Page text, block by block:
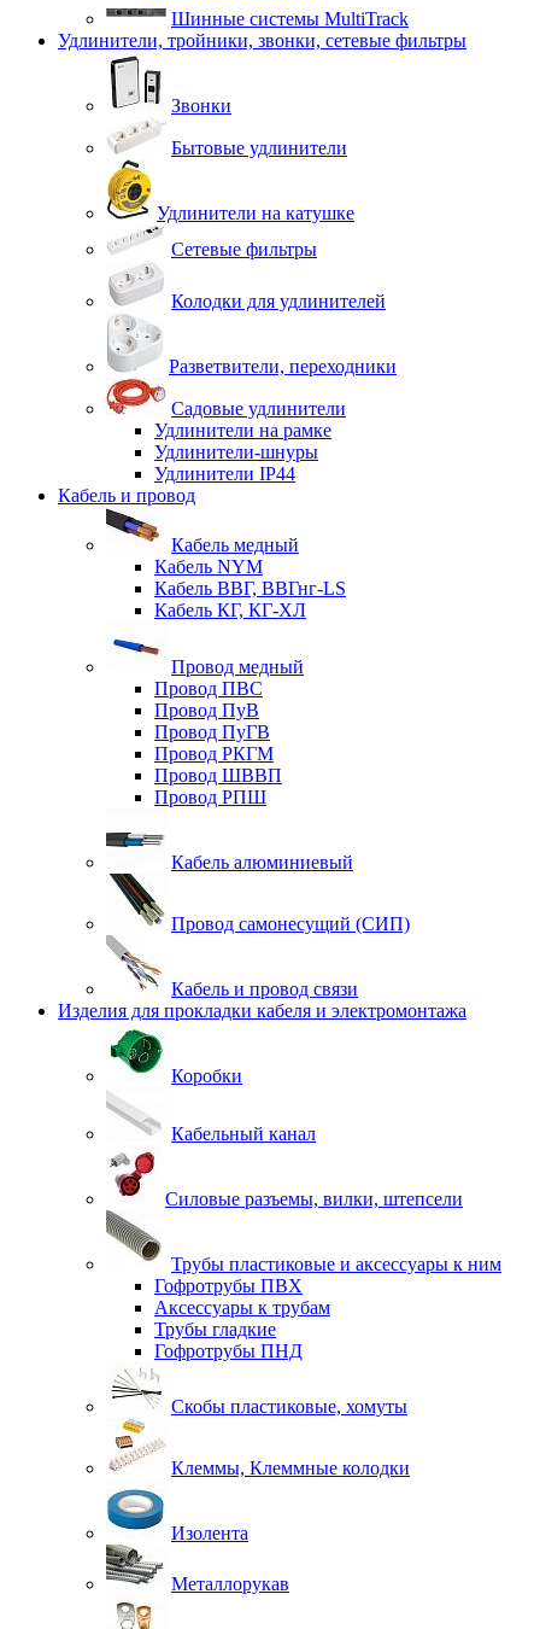
Шинные системы MultiTrack
Удлинители, тройники, звонки, сетевые фильтры
Звонки
Бытовые удлинители
Удлинители на катушке
Сетевые фильтры
Колодки для удлинителей
Разветвители, переходники
Садовые удлинители
Удлинители на рамке
Удлинители-шнуры
Удлинители IP44
Кабель и провод
Кабель медный
Кабель NYM
Кабель ВВГ, ВВГнг-LS
Кабель КГ, КГ-ХЛ
Провод медный
Провод ПВС
Провод ПуВ
Провод ПуГВ
Провод РКГМ
Провод ШВВП
Провод РПШ
Кабель алюминиевый
Провод самонесущий (СИП)
Кабель и провод связи
Изделия для прокладки кабеля и электромонтажа
Коробки
Кабельный канал
Силовые разъемы, вилки, штепсели
Трубы пластиковые и аксессуары к ним
Гофротрубы ПВХ
Аксессуары к трубам
Трубы гладкие
Гофротрубы ПНД
Скобы пластиковые, хомуты
Клеммы, Клеммные колодки
Изолента
Металлорукав